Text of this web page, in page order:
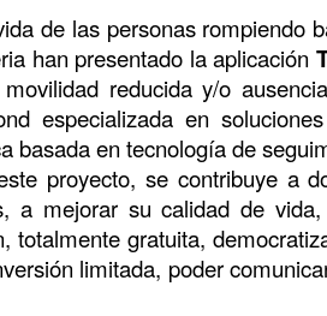
de las personas rompiendo
han presentado la aplicación
reducida y/o
especializada en
basada en tecnología de
proyecto, se contribuye a
a mejorar su calidad de
totalmente gratuita,
limitada, poder